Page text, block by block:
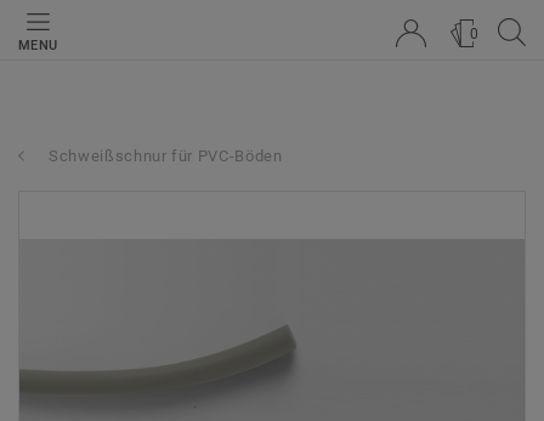
MENU
0
Schweißschnur für PVC-Böden